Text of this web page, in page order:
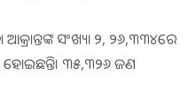
ସଂଖ୍ୟା ୨, ୨୬,୩୩୪ରେ
ହୋଇଛନ୍ତି। ୩୫,୩୨୬ ଜଣ